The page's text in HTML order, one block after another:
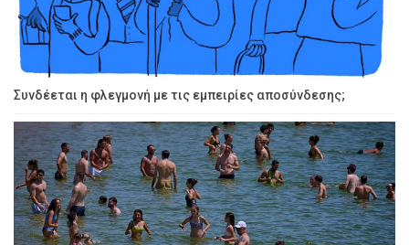
Συνδέεται η φλεγμονή με τις εμπειρίες αποσύνδεσης;